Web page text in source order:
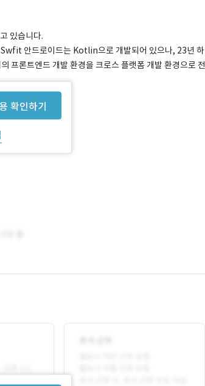
확인하기
있습니다.
안드로이드는 Kotlin으로 개발되어 있으나, 23년 하
프론트엔드 개발 환경을 크로스 플랫폼 개발 환경으로 전